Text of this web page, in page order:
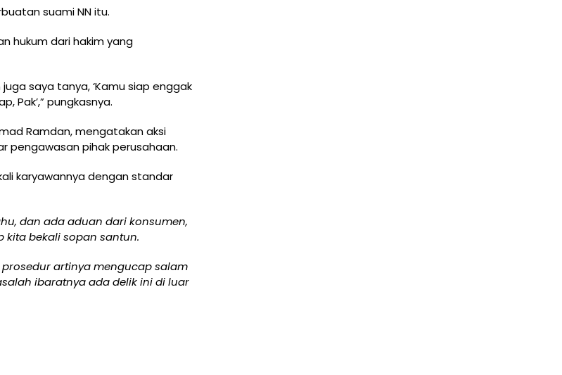
suami NN itu.
hukum dari hakim yang
saya tanya, ‘Kamu siap enggak
Pak’,” pungkasnya.
Ramdan, mengatakan aksi
pengawasan pihak perusahaan.
karyawannya dengan standar
dan ada aduan dari konsumen,
kita bekali sopan santun.
artinya mengucap salam
ibaratnya ada delik ini di luar